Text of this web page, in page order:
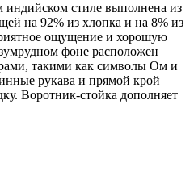
стиле выполнена из
на 92% из хлопка и на 8% из
ощущение и хорошую
фоне расположен
такими как символы Ом и
рукава и прямой крой
Воротник-стойка дополняет